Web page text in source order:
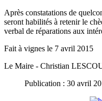
Après constatations de
seront habilités à retenir le
verbal de réparations aux
Fait à vignes le 7 avril 2015
Le Maire - Christian
Publication : 30 avril